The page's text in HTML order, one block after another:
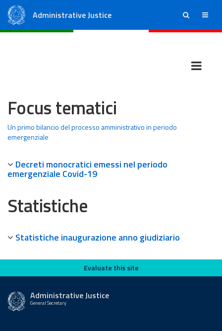
Administrative Justice ricerca menu
Focus tematici
Un primo bilancio del processo amministrativo in periodo
emergenziale
Decreti monocratici emessi nel periodo
emergenziale Covid-19
Statistiche
Statistiche inaugurazione anno giudiziario
Evaluate this siteEvaluate this site
Administrative Justice
General Secretary